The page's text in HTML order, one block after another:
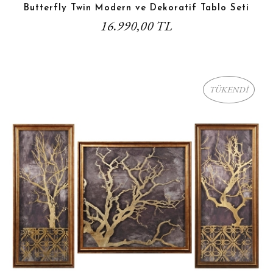
Butterfly Twin Modern ve Dekoratif Tablo Seti
16.990,00 TL
TÜKENDİ